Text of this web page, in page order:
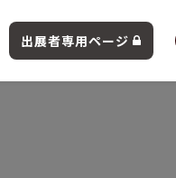
出展者専用ページ